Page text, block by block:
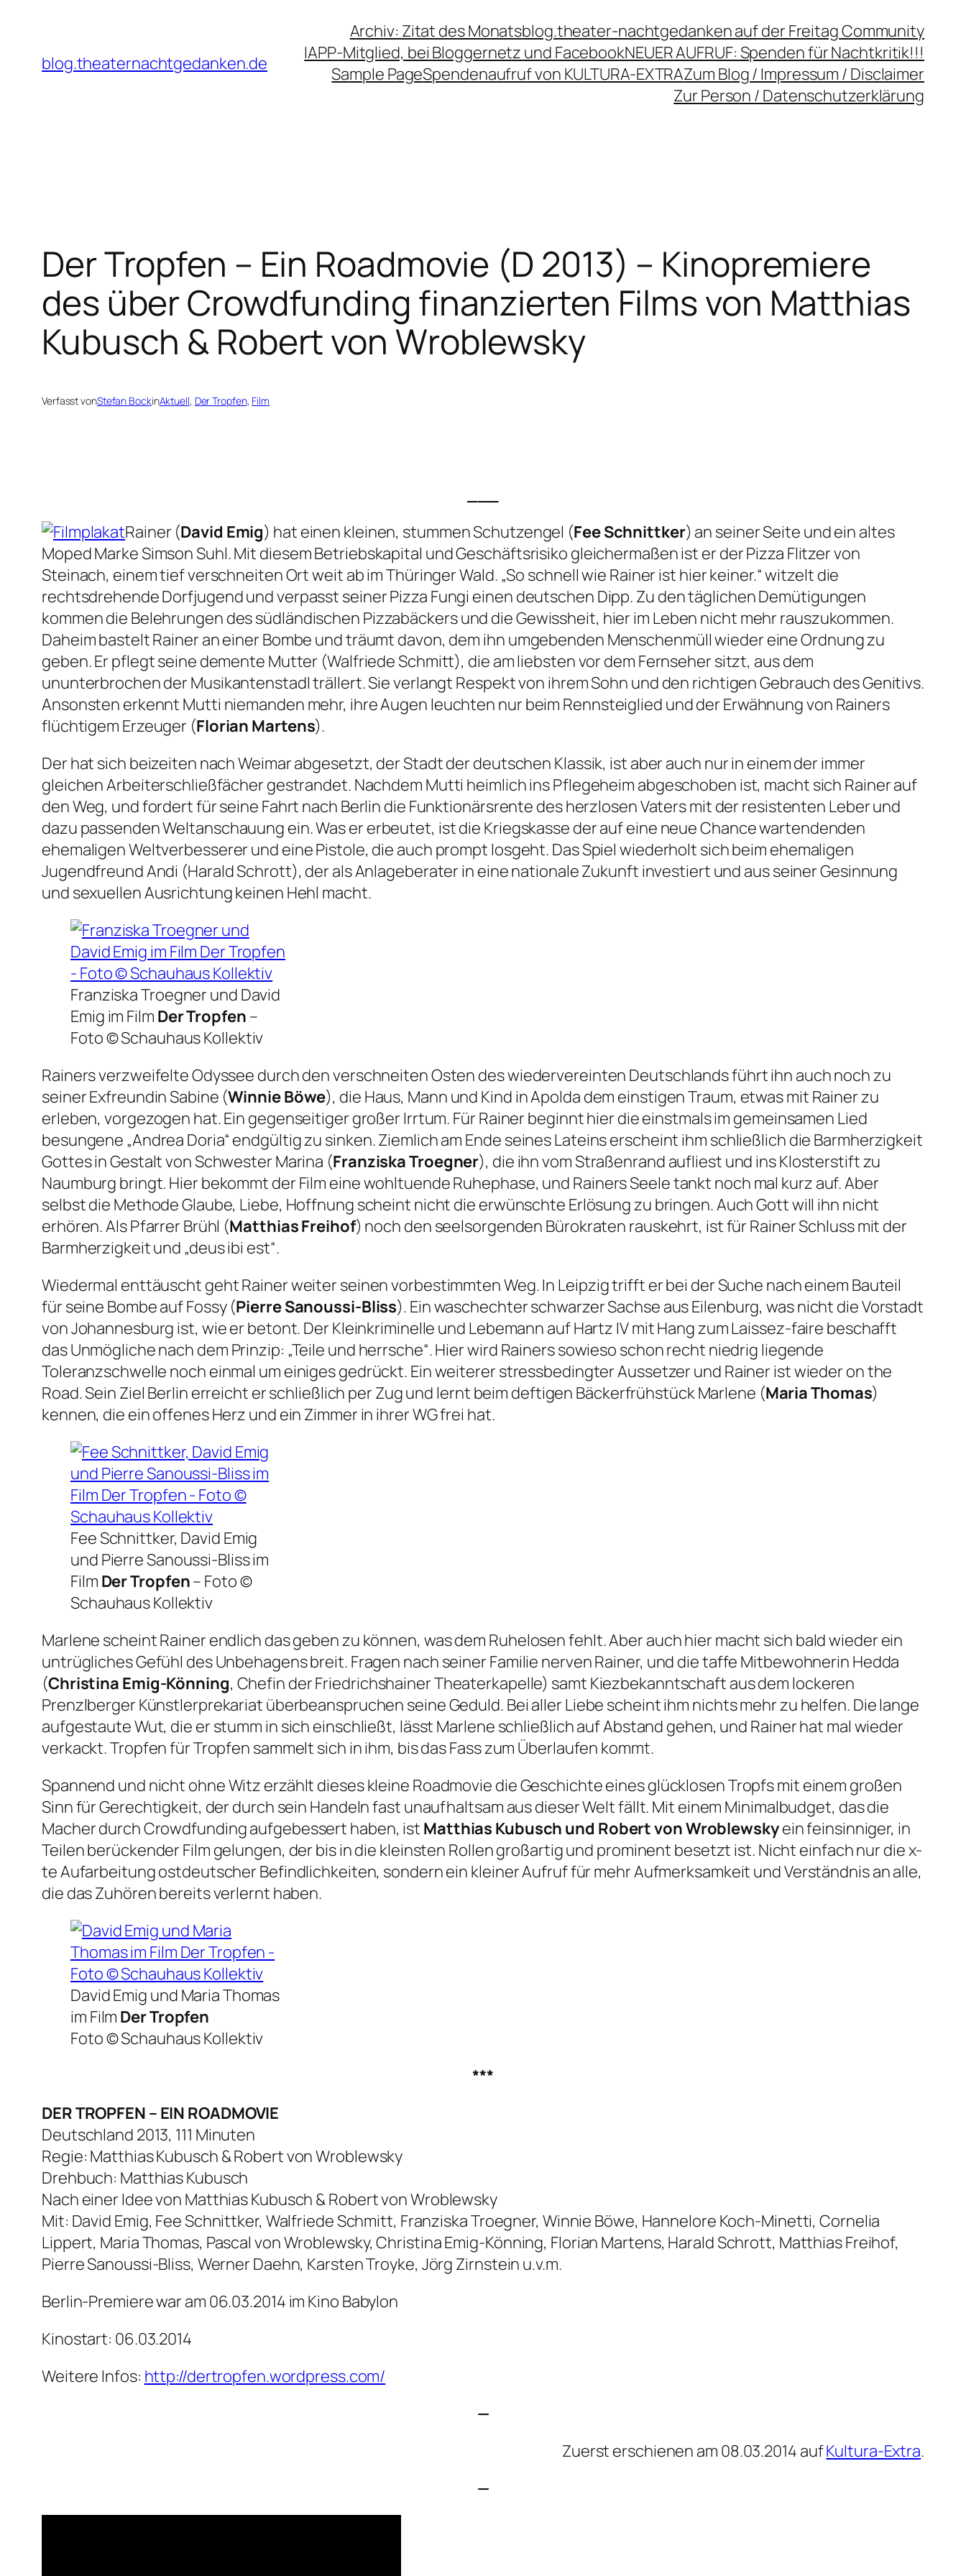
springenblog.theaternachtgedanken.de
Archiv: Zitat des Monatsblog.theater-nachtgedanken auf der Freitag Community
IAPP-Mitglied, bei Bloggernetz und FacebookNEUER AUFRUF: Spenden für Nachtkritik!!!
Sample PageSpendenaufruf von KULTURA-EXTRAZum Blog / Impressum / Disclaimer
Zur Person / Datenschutzerklärung
Der Tropfen – Ein Roadmovie (D 2013) – Kinopremiere
des über Crowdfunding finanzierten Films von Matthias
Kubusch & Robert von Wroblewsky
Verfasst vonStefan BockinAktuell, Der Tropfen, Film
Rainer (David Emig) hat einen kleinen, stummen Schutzengel (Fee Schnittker) an seiner Seite und ein altes
Moped Marke Simson Suhl. Mit diesem Betriebskapital und Geschäftsrisiko gleichermaßen ist er der Pizza Flitzer von
Steinach, einem tief verschneiten Ort weit ab im Thüringer Wald. „So schnell wie Rainer ist hier keiner.“ witzelt die
rechtsdrehende Dorfjugend und verpasst seiner Pizza Fungi einen deutschen Dipp. Zu den täglichen Demütigungen
kommen die Belehrungen des südländischen Pizzabäckers und die Gewissheit, hier im Leben nicht mehr rauszukommen.
Daheim bastelt Rainer an einer Bombe und träumt davon, dem ihn umgebenden Menschenmüll wieder eine Ordnung zu
geben. Er pflegt seine demente Mutter (Walfriede Schmitt), die am liebsten vor dem Fernseher sitzt, aus dem
ununterbrochen der Musikantenstadl trällert. Sie verlangt Respekt von ihrem Sohn und den richtigen Gebrauch des Genitivs.
Ansonsten erkennt Mutti niemanden mehr, ihre Augen leuchten nur beim Rennsteiglied und der Erwähnung von Rainers
flüchtigem Erzeuger (Florian Martens).
Der hat sich beizeiten nach Weimar abgesetzt, der Stadt der deutschen Klassik, ist aber auch nur in einem der immer
gleichen Arbeiterschließfächer gestrandet. Nachdem Mutti heimlich ins Pflegeheim abgeschoben ist, macht sich Rainer auf
den Weg, und fordert für seine Fahrt nach Berlin die Funktionärsrente des herzlosen Vaters mit der resistenten Leber und
dazu passenden Weltanschauung ein. Was er erbeutet, ist die Kriegskasse der auf eine neue Chance wartendenden
ehemaligen Weltverbesserer und eine Pistole, die auch prompt losgeht. Das Spiel wiederholt sich beim ehemaligen
Jugendfreund Andi (Harald Schrott), der als Anlageberater in eine nationale Zukunft investiert und aus seiner Gesinnung
und sexuellen Ausrichtung keinen Hehl macht.
Franziska Troegner und David
Emig im Film Der Tropfen –
Foto © Schauhaus Kollektiv
Rainers verzweifelte Odyssee durch den verschneiten Osten des wiedervereinten Deutschlands führt ihn auch noch zu
seiner Exfreundin Sabine (Winnie Böwe), die Haus, Mann und Kind in Apolda dem einstigen Traum, etwas mit Rainer zu
erleben, vorgezogen hat. Ein gegenseitiger großer Irrtum. Für Rainer beginnt hier die einstmals im gemeinsamen Lied
besungene „Andrea Doria“ endgültig zu sinken. Ziemlich am Ende seines Lateins erscheint ihm schließlich die Barmherzigkeit
Gottes in Gestalt von Schwester Marina (Franziska Troegner), die ihn vom Straßenrand aufliest und ins Klosterstift zu
Naumburg bringt. Hier bekommt der Film eine wohltuende Ruhephase, und Rainers Seele tankt noch mal kurz auf. Aber
selbst die Methode Glaube, Liebe, Hoffnung scheint nicht die erwünschte Erlösung zu bringen. Auch Gott will ihn nicht
erhören. Als Pfarrer Brühl (Matthias Freihof) noch den seelsorgenden Bürokraten rauskehrt, ist für Rainer Schluss mit der
Barmherzigkeit und „deus ibi est“.
Wiedermal enttäuscht geht Rainer weiter seinen vorbestimmten Weg. In Leipzig trifft er bei der Suche nach einem Bauteil
für seine Bombe auf Fossy (Pierre Sanoussi-Bliss). Ein waschechter schwarzer Sachse aus Eilenburg, was nicht die Vorstadt
von Johannesburg ist, wie er betont. Der Kleinkriminelle und Lebemann auf Hartz IV mit Hang zum Laissez-faire beschafft
das Unmögliche nach dem Prinzip: „Teile und herrsche“. Hier wird Rainers sowieso schon recht niedrig liegende
Toleranzschwelle noch einmal um einiges gedrückt. Ein weiterer stressbedingter Aussetzer und Rainer ist wieder on the
Road. Sein Ziel Berlin erreicht er schließlich per Zug und lernt beim deftigen Bäckerfrühstück Marlene (Maria Thomas)
kennen, die ein offenes Herz und ein Zimmer in ihrer WG frei hat.
Fee Schnittker, David Emig
und Pierre Sanoussi-Bliss im
Film Der Tropfen– Foto ©
Schauhaus Kollektiv
Marlene scheint Rainer endlich das geben zu können, was dem Ruhelosen fehlt. Aber auch hier macht sich bald wieder ein
untrügliches Gefühl des Unbehagens breit. Fragen nach seiner Familie nerven Rainer, und die taffe Mitbewohnerin Hedda
(Christina Emig-Könning, Chefin der Friedrichshainer Theaterkapelle) samt Kiezbekanntschaft aus dem lockeren
Prenzlberger Künstlerprekariat überbeanspruchen seine Geduld. Bei aller Liebe scheint ihm nichts mehr zu helfen. Die lange
aufgestaute Wut, die er stumm in sich einschließt, lässt Marlene schließlich auf Abstand gehen, und Rainer hat mal wieder
verkackt. Tropfen für Tropfen sammelt sich in ihm, bis das Fass zum Überlaufen kommt.
Spannend und nicht ohne Witz erzählt dieses kleine Roadmovie die Geschichte eines glücklosen Tropfs mit einem großen
Sinn für Gerechtigkeit, der durch sein Handeln fast unaufhaltsam aus dieser Welt fällt. Mit einem Minimalbudget, das die
Macher durch Crowdfunding aufgebessert haben, ist Matthias Kubusch und Robert von Wroblewskyein feinsinniger, in
Teilen berückender Film gelungen, der bis in die kleinsten Rollen großartig und prominent besetzt ist. Nicht einfach nur die x-
te Aufarbeitung ostdeutscher Befindlichkeiten, sondern ein kleiner Aufruf für mehr Aufmerksamkeit und Verständnis an alle,
die das Zuhören bereits verlernt haben.
David Emig und Maria Thomas
im Film Der Tropfen
Foto © Schauhaus Kollektiv
***
DER TROPFEN – EIN ROADMOVIE
Deutschland 2013, 111 Minuten
Regie: Matthias Kubusch & Robert von Wroblewsky
Drehbuch: Matthias Kubusch
Nach einer Idee von Matthias Kubusch & Robert von Wroblewsky
Mit: David Emig, Fee Schnittker, Walfriede Schmitt, Franziska Troegner, Winnie Böwe, Hannelore Koch-Minetti, Cornelia
Lippert, Maria Thomas, Pascal von Wroblewsky, Christina Emig-Könning, Florian Martens, Harald Schrott, Matthias Freihof,
Pierre Sanoussi-Bliss, Werner Daehn, Karsten Troyke, Jörg Zirnstein u.v.m.
Berlin-Premiere war am 06.03.2014 im Kino Babylon
Kinostart: 06.03.2014
Weitere Infos: http://dertropfen.wordpress.com/
—
Zuerst erschienen am 08.03.2014 aufKultura-Extra.
—